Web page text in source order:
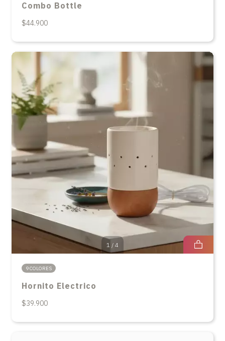
Combo Bottle
$44.900
1 / 4
9 COLORES
Hornito Electrico
$39.900